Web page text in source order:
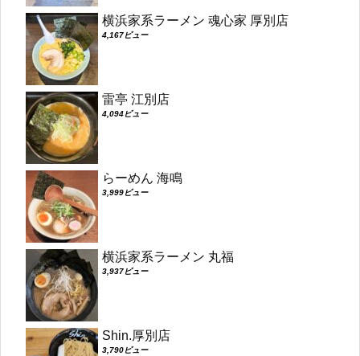
横浜家系ラーメン 魂心家 厚別店
4,167ビュー
雷亭 江別店
4,094ビュー
らーめん 海鳴
3,999ビュー
横浜家系ラーメン 丸福
3,937ビュー
Shin.厚別店
3,790ビュー